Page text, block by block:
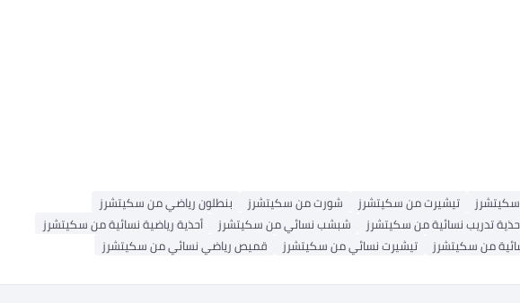
تيشيرت من سكيتشرز شورت من سكيتشرز
بنطلون رياضي من سكيتشرز
تدريب نسائية من سكيتشرز شبشب نسائي من سكيتشرز
أحذية رياضية نسائية من سكيتشرز
من سكيتشرز تيشيرت نسائي من سكيتشرز
قميص رياضي نسائي من سكيتشرز